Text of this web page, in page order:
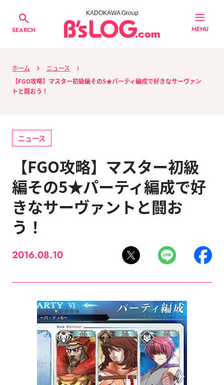
SEARCH
KADOKAWA Group
MENU
ホーム
ニュース
【FGO攻略】マスター初級編その5★パーティ編成で好きなサーヴァン
トと闘おう！
ニュース
【FGO攻略】マスター初級
編その5★パーティ編成で好
きなサーヴァントと闘お
う！
2016.08.10